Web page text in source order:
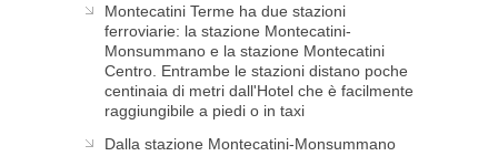
Montecatini Terme ha due stazioni
ferroviarie: la stazione Montecatini-
Monsummano e la stazione Montecatini
Centro. Entrambe le stazioni distano poche
centinaia di metri dall'Hotel che è facilmente
raggiungibile a piedi o in taxi
Dalla stazione Montecatini-Monsummano